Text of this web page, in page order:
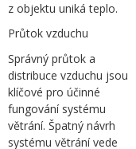
z objektu uniká teplo.
Průtok vzduchu
Správný průtok a
distribuce vzduchu jsou
klíčové pro účinné
fungování systému
větrání. Špatný návrh
systému větrání vede